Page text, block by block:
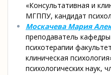
«Консультативная и
МГППУ, кандидат
Москачева Мария
преподаватель
психотерапии
клиническая
психологических наук,